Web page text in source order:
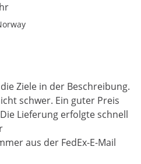
Ziele in der Beschreibung.
schwer. Ein guter Preis
Lieferung erfolgte schnell
aus der FedEx-E-Mail